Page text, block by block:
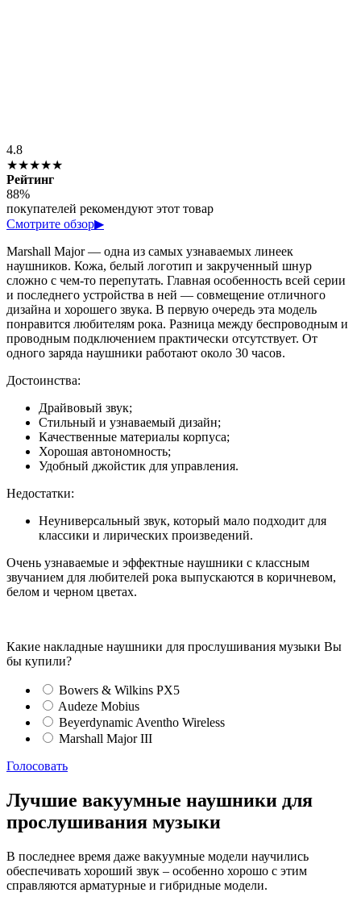
4.8
★★★★★
Рейтинг
88%
покупателей рекомендуют этот товар
Смотрите обзор▶
Marshall Major — одна из самых узнаваемых линеек
наушников. Кожа, белый логотип и закрученный шнур
сложно с чем-то перепутать. Главная особенность всей серии
и последнего устройства в ней — совмещение отличного
дизайна и хорошего звука. В первую очередь эта модель
понравится любителям рока. Разница между беспроводным и
проводным подключением практически отсутствует. От
одного заряда наушники работают около 30 часов.
Достоинства:
Драйвовый звук;
Стильный и узнаваемый дизайн;
Качественные материалы корпуса;
Хорошая автономность;
Удобный джойстик для управления.
Недостатки:
Неуниверсальный звук, который мало подходит для
классики и лирических произведений.
Очень узнаваемые и эффектные наушники с классным
звучанием для любителей рока выпускаются в коричневом,
белом и черном цветах.
Какие накладные наушники для прослушивания музыки Вы
бы купили?
Bowers & Wilkins PX5
Audeze Mobius
Beyerdynamic Aventho Wireless
Marshall Major III
Голосовать
Лучшие вакуумные наушники для
прослушивания музыки
В последнее время даже вакуумные модели научились
обеспечивать хороший звук – особенно хорошо с этим
справляются арматурные и гибридные модели.